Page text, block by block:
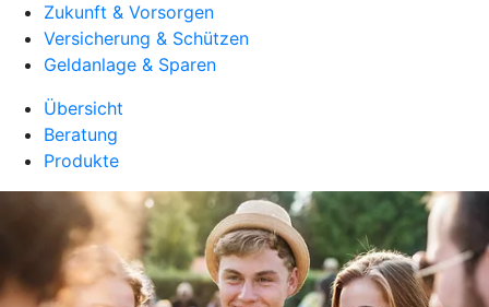
Zukunft & Vorsorgen
Versicherung & Schützen
Geldanlage & Sparen
Übersicht
Beratung
Produkte